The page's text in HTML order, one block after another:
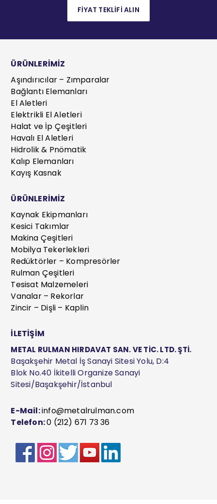
FİYAT TEKLİFİ ALIN
ÜRÜNLERİMİZ
Aşındırıcılar – Zımparalar
Bağlantı Elemanları
El Aletleri
Elektrikli El Aletleri
Halat ve İp Çeşitleri
Havalı El Aletleri
Hidrolik & Pnömatik
Kalıp Elemanları
Kayış Kasnak
ÜRÜNLERİMİZ
Kaynak Ekipmanları
Kesici Takımlar
Makina Çeşitleri
Mobilya Tekerlekleri
Redüktörler – Kompresörler
Rulman Çeşitleri
Tesisat Malzemeleri
Vanalar – Rekorlar
Zincir – Dişli – Kaplin
İLETİŞİM
METAL RULMAN HIRDAVAT SAN. VE TİC. LTD. ŞTİ.
Başakşehir Metal İş Sanayi Sitesi Yolu, D:4
Blok No.40 İkitelli Organize Sanayi
Sitesi/Başakşehir/İstanbul
E-Mail:info@metalrulman.com
Telefon:0 (212) 671 73 36